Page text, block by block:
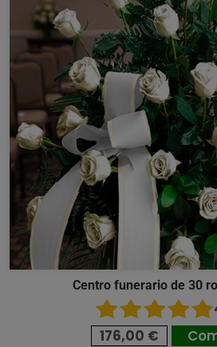
Centro funerario de 30
176,00 €